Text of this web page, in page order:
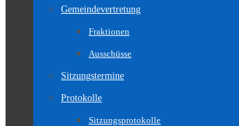
Gemeindevertretung
Fraktionen
Ausschüsse
Sitzungstermine
Protokolle
Sitzungsprotokolle